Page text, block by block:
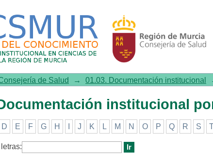
institucional por
de Salud → 01.03. Documentación institucional
institucional
D E F G H J K L M N O P Q R S